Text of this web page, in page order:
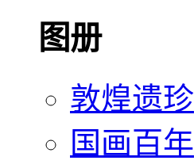
图册
敦煌遗珍
国画百年